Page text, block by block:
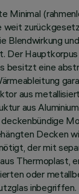
Minimal
weit
Blendwirkung
Der Hauptkorpus
besitzt eine
aus
aus
Decken
der mit
Thermoplast,
oder